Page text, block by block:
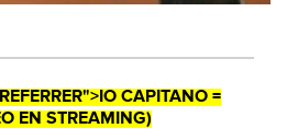
CAPITANO =
EN STREAMING)